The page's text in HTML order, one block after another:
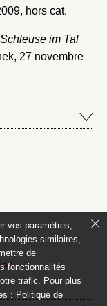
hors cat.
im Tal
27 novembre
vos paramètres,
similaires,
de
fonctionnalités
trafic. Pour plus
: Politique de